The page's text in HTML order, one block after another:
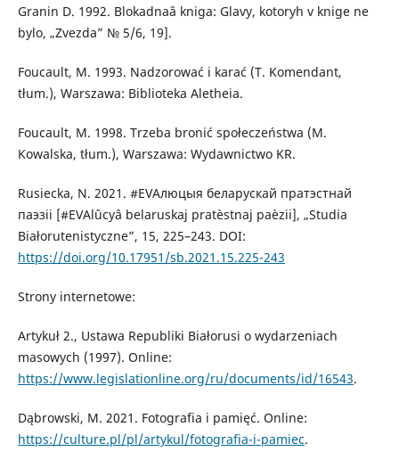
Granin D. 1992. Blokadnaâ kniga: Glavy, kotoryh v knige ne
bylo, „Zvezda” № 5/6, 19].
Foucault, M. 1993. Nadzorować i karać (T. Komendant,
tłum.), Warszawa: Biblioteka Aletheia.
Foucault, M. 1998. Trzeba bronić społeczeństwa (M.
Kowalska, tłum.), Warszawa: Wydawnictwo KR.
Rusiecka, N. 2021. #EVAлюцыя беларускай пратэстнай
паэзіі [#EVAlûcyâ belaruskaj pratèstnaj paèzіі], „Studia
Białorutenistyczne”, 15, 225–243. DOI:
https://doi.org/10.17951/sb.2021.15.225-243
Strony internetowe:
Artykuł 2., Ustawa Republiki Białorusi o wydarzeniach
masowych (1997). Online:
https://www.legislationline.org/ru/documents/id/16543.
Dąbrowski, M. 2021. Fotografia i pamięć. Online:
https://culture.pl/pl/artykul/fotografia-i-pamiec.